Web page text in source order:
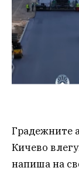
Градежните
Кичево
напиша на